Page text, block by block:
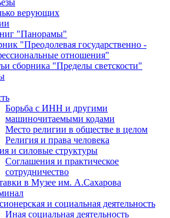
верующих
"Панорамы"
"Преодолевая государственно -
отношения"
сборника "Пределы светскости"
Борьба с ИНН и другими
машиночитаемыми кодами
Место религии в обществе в целом
Религия и права человека
и силовые структуры
Соглашения и практическое
сотрудничество
в Музее им. А.Сахарова
и социальная деятельность
Иная социальная деятельность